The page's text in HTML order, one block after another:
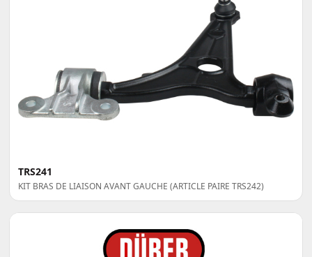
TRS241
KIT BRAS DE LIAISON AVANT GAUCHE (ARTICLE PAIRE TRS242)